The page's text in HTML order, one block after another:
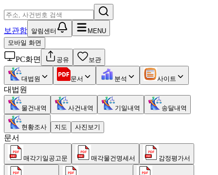
보관함 알림센터
MENU
모바일 화면
PC화면 공유 보관
대법원 문서 분석 사이트
대법원
물건내역 사건내역 기일내역 송달내역
현황조사 지도 사진보기
문서
매각기일공고문 매각물건명세서 감정평가서